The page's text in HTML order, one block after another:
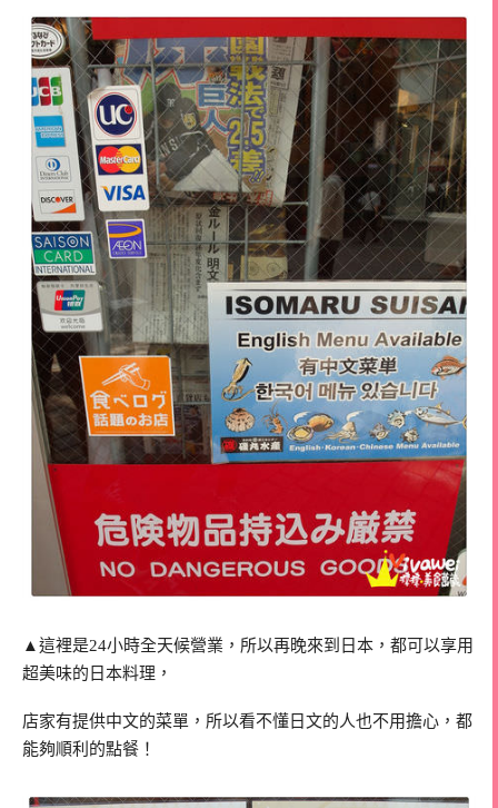
▲這裡是24小時全天候營業，所以再晚來到日本，都可以享用
超美味的日本料理，
店家有提供中文的菜單，所以看不懂日文的人也不用擔心，都
能夠順利的點餐！